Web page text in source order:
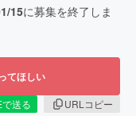
15に募集を終了しま
てほしい
送る
URLコピー